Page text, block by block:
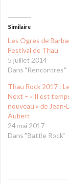
Similaire
Les Ogres de
Festival de Thau
5 juillet 2014
Dans "Rencontres"
Thau Rock 2017 :
Next – « Il est
nouveau » de Jean-
Aubert
24 mai 2017
Dans "Battle Rock"